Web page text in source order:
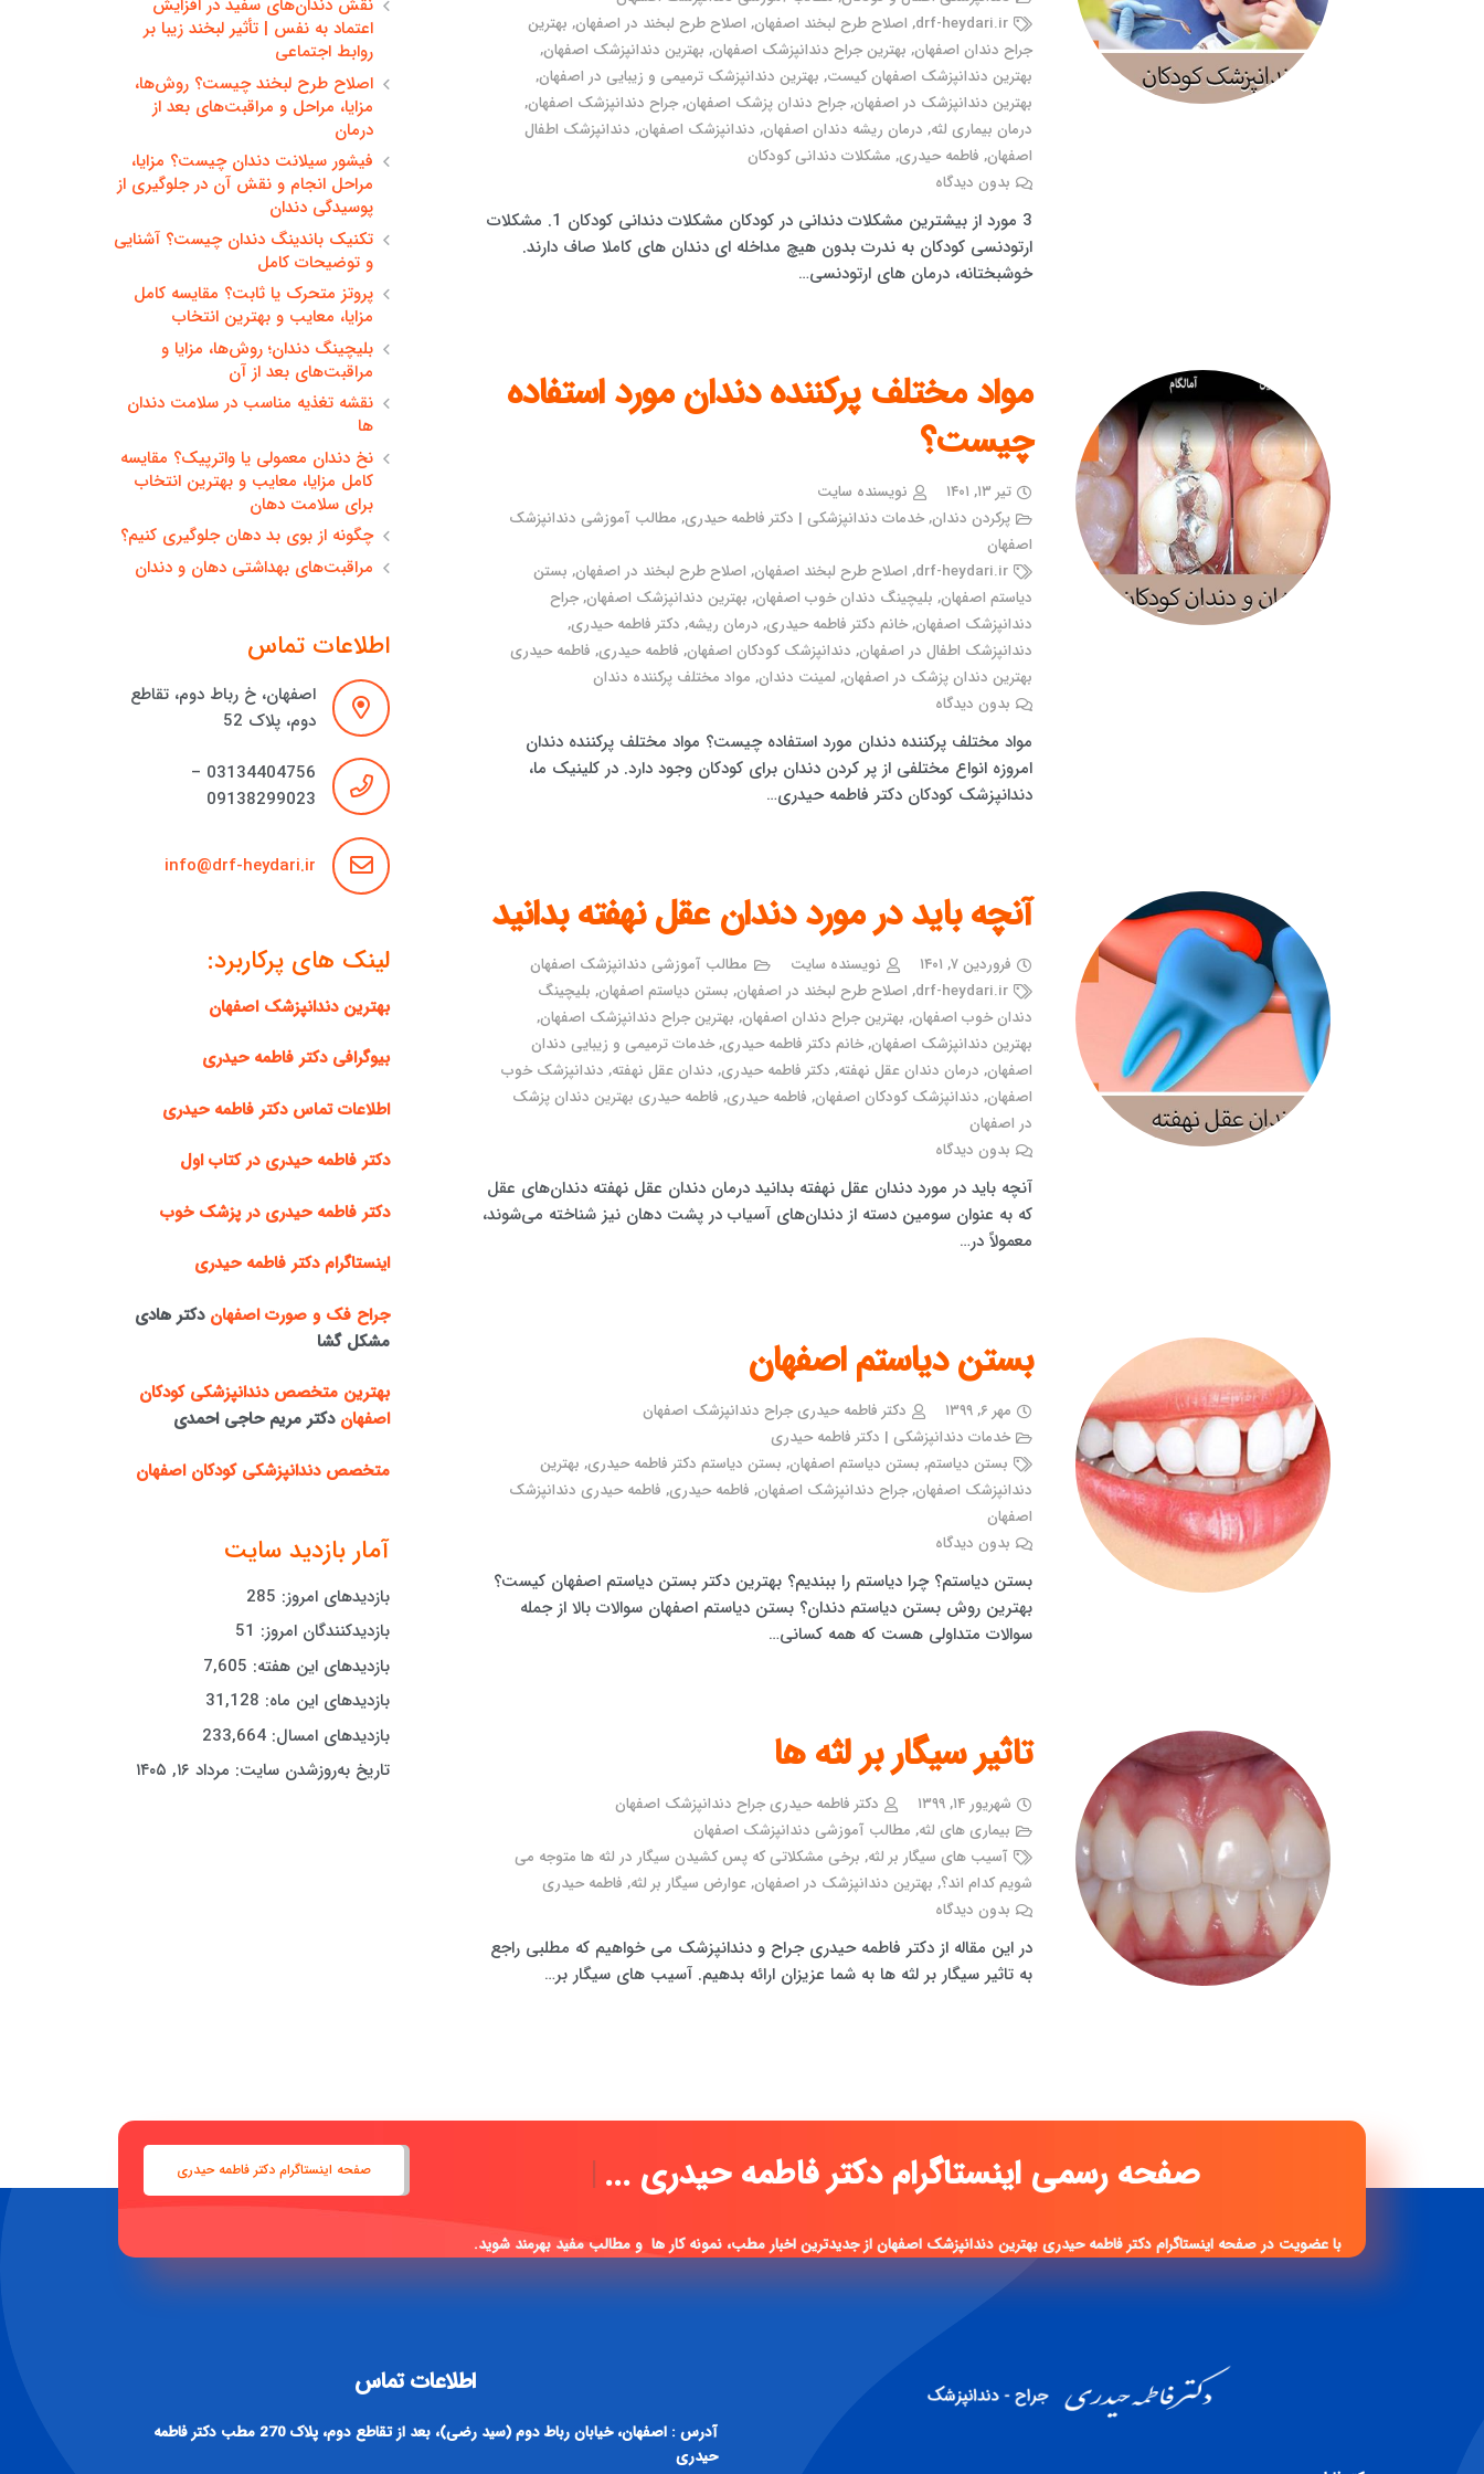
drf-heydari.ir
, اصلاح طرح لبخند اصفهان, اصلاح طرح لبخند در اصفهان, بهترین
جراح دندان اصفهان, بهترین جراح دندانپزشک اصفهان, بهترین دندانپزشک اصفهان,
بهترین دندانپزشک اصفهان کیست, بهترین دندانپزشک ترمیمی و زیبایی در اصفهان,
بهترین دندانپزشک در اصفهان,جراح دندان پزشک اصفهان,جراح دندانپزشک اصفهان,
درمان بیماری لثه, درمان ریشه دندان اصفهان, دندانپزشک اصفهان, دندانپزشک اطفال
اصفهان, فاطمه حیدری, مشکلات دندانی کودکان
بدون دیدگاه
3 مورد از بیشترین مشکلات دندانی در کودکان مشکلات دندانی کودکان 1. مشکلات
ارتودنسی کودکان به ندرت بدون هیچ مداخله ای دندان های کاملا صاف دارند.
خوشبختانه، درمان های ارتودنسی…
مواد مختلف پرکننده دندان مورد استفاده
چیست؟
تیر ۱۳, ۱۴۰۱
نویسنده سایت
پرکردن دندان,خدمات دندانپزشکی | دکتر فاطمه حیدری, مطالب آموزشی دندانپزشک
اصفهان
drf-heydari.ir
, اصلاح طرح لبخند اصفهان, اصلاح طرح لبخند در اصفهان, بستن
دیاستم اصفهان, بلیچینگ دندان خوب اصفهان, بهترین دندانپزشک اصفهان,جراح
دندانپزشک اصفهان,خانم دکتر فاطمه حیدری, درمان ریشه, دکتر فاطمه حیدری,
دندانپزشک اطفال در اصفهان, دندانپزشک کودکان اصفهان, فاطمه حیدری, فاطمه حیدری
بهترین دندان پزشک در اصفهان, لمینت دندان, مواد مختلف پرکننده دندان
بدون دیدگاه
مواد مختلف پرکننده دندان مورد استفاده چیست؟ مواد مختلف پرکننده دندان
امروزه انواع مختلفی از پر کردن دندان برای کودکان وجود دارد. در کلینیک ما،
دندانپزشک کودکان دکتر فاطمه حیدری…
آنچه باید در مورد دندان عقل نهفته بدانید
فروردین ۷, ۱۴۰۱ نویسنده سایت
مطالب آموزشی دندانپزشک اصفهان
drf-heydari.ir
, اصلاح طرح لبخند در اصفهان, بستن دیاستم اصفهان, بلیچینگ
دندان خوب اصفهان, بهترین جراح دندان اصفهان, بهترین جراح دندانپزشک اصفهان,
بهترین دندانپزشک اصفهان,خانم دکتر فاطمه حیدری,خدمات ترمیمی و زیبایی دندان
اصفهان, درمان دندان عقل نهفته, دکتر فاطمه حیدری, دندان عقل نهفته, دندانپزشک خوب
اصفهان, دندانپزشک کودکان اصفهان, فاطمه حیدری, فاطمه حیدری بهترین دندان پزشک
در اصفهان
بدون دیدگاه
آنچه باید در مورد دندان عقل نهفته بدانید درمان دندان عقل نهفته دندان‌های عقل
که به عنوان سومین دسته از دندان‌های آسیاب در پشت دهان نیز شناخته می‌شوند،
معمولاً در…
بستن دیاستم اصفهان
مهر ۶, ۱۳۹۹
دکتر فاطمه حیدری جراح دندانپزشک اصفهان
خدمات دندانپزشکی | دکتر فاطمه حیدری
بستن دیاستم, بستن دیاستم اصفهان, بستن دیاستم دکتر فاطمه حیدری, بهترین
دندانپزشک اصفهان,جراح دندانپزشک اصفهان, فاطمه حیدری, فاطمه حیدری دندانپزشک
اصفهان
بدون دیدگاه
بستن دیاستم؟ چرا دیاستم را ببندیم؟ بهترین دکتر بستن دیاستم اصفهان کیست؟
بهترین روش بستن دیاستم دندان؟ بستن دیاستم اصفهان سوالات بالا از جمله
سوالات متداولی هست که همه کسانی…
تاثیر سیگار بر لثه ها
شهریور ۱۴, ۱۳۹۹
دکتر فاطمه حیدری جراح دندانپزشک اصفهان
بیماری های لثه, مطالب آموزشی دندانپزشک اصفهان
آسیب های سیگار بر لثه, برخی مشکلاتی که پس کشیدن سیگار در لثه ها متوجه می
شویم کدام اند؟, بهترین دندانپزشک در اصفهان,عوارض سیگار بر لثه, فاطمه حیدری
بدون دیدگاه
در این مقاله از دکتر فاطمه حیدری جراح و دندانپزشک می خواهیم که مطلبی راجع
به تاثیر سیگار بر لثه ها به شما عزیزان ارائه بدهیم. آسیب های سیگار بر…
نقش دندان‌های سفید در افزایش
اعتماد به نفس | تأثیر لبخند زیبا بر
روابط اجتماعی
اصلاح طرح لبخند چیست؟ روش‌ها،
مزایا، مراحل و مراقبت‌های بعد از
درمان
فیشور سیلانت دندان چیست؟ مزایا،
مراحل انجام و نقش آن در جلوگیری از
پوسیدگی دندان
تکنیک باندینگ دندان چیست؟ آشنایی
و توضیحات کامل
پروتز متحرک یا ثابت؟ مقایسه کامل
مزایا، معایب و بهترین انتخاب
بلیچینگ دندان؛ روش‌ها، مزایا و
مراقبت‌های بعد از آن
نقشه تغذیه مناسب در سلامت دندان
ها
نخ دندان معمولی یا واترپیک؟ مقایسه
کامل مزایا، معایب و بهترین انتخاب
برای سلامت دهان
چگونه از بوی بد دهان جلوگیری کنیم؟
مراقبت‌های بهداشتی دهان و دندان
اطلاعات تماس
اصفهان، خ رباط دوم، تقاطع
دوم، پلاک 52
03134404756 –
09138299023
info@drf-heydari.ir
لینک های پرکاربرد:
بهترین دندانپزشک اصفهان
بیوگرافی دکتر فاطمه حیدری
اطلاعات تماس دکتر فاطمه حیدری
دکتر فاطمه حیدری در کتاب اول
دکتر فاطمه حیدری در پزشک خوب
اینستاگرام دکتر فاطمه حیدری
جراح فک و صورت اصفهان دکتر هادی
مشکل گشا
بهترین متخصص دندانپزشکی کودکان
اصفهان دکتر مریم حاجی احمدی
متخصص دندانپزشکی کودکان اصفهان
آمار بازدید سایت
بازدیدهای امروز: 285
بازدیدکنندگان امروز: 51
بازدیدهای این هفته: 7,605
بازدیدهای این ماه: 31,128
بازدیدهای امسال: 233,664
تاریخ به‌روزشدن سایت: مرداد ۱۶, ۱۴۰۵
صفحه رسمی اینستاگرام دکتر فاطمه|
با عضویت در صفحه اینستاگرام دکتر فاطمه حیدری بهترین دندانپزشک اصفهان از جدیدترین اخبار مطب، نمونه کار ها و مطالب مفید بهرمند شوید.
صفحه اینستاگرام دکتر فاطمه حیدری
اطلاعات تماس
آدرس : اصفهان، خیابان رباط دوم (سید رضی)، بعد از تقاطع دوم، پلاک 270 مطب دکتر فاطمه
حیدری